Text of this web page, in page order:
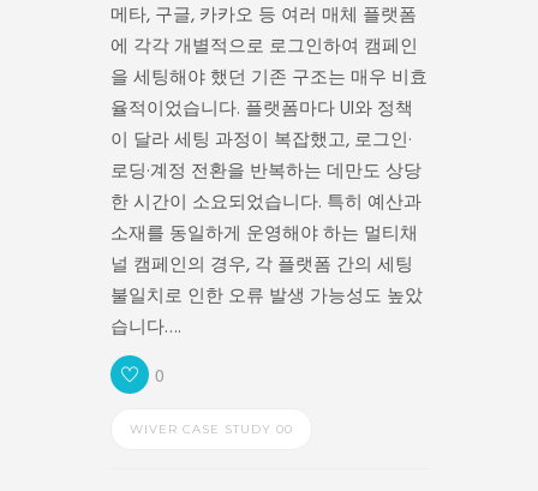
메타, 구글, 카카오 등 여러 매체 플랫폼
에 각각 개별적으로 로그인하여 캠페인
을 세팅해야 했던 기존 구조는 매우 비효
율적이었습니다. 플랫폼마다 UI와 정책
이 달라 세팅 과정이 복잡했고, 로그인·
로딩·계정 전환을 반복하는 데만도 상당
한 시간이 소요되었습니다. 특히 예산과
소재를 동일하게 운영해야 하는 멀티채
널 캠페인의 경우, 각 플랫폼 간의 세팅
불일치로 인한 오류 발생 가능성도 높았
습니다….
0
WIVER CASE STUDY 00